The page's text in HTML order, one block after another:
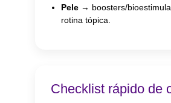
Pele→ boosters/
rotina tópica.
Checklist rápido de